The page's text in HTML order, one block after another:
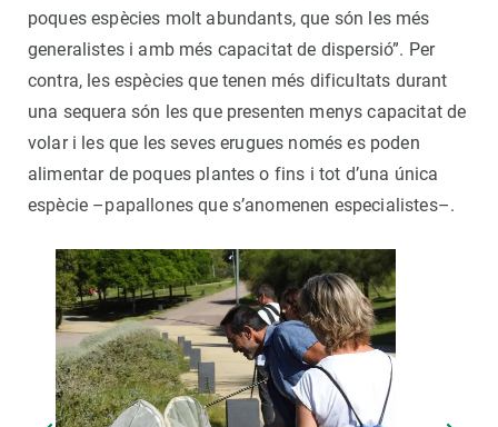
poques espècies molt abundants, que són les més
generalistes i amb més capacitat de dispersió”. Per
contra, les espècies que tenen més dificultats durant
una sequera són les que presenten menys capacitat de
volar i les que les seves erugues només es poden
alimentar de poques plantes o fins i tot d’una única
espècie –papallones que s’anomenen especialistes–.